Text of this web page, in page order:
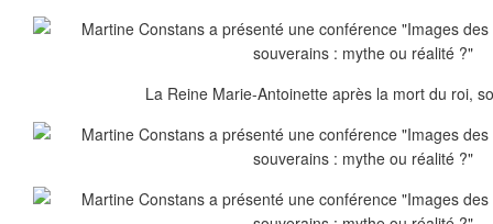
La Reine Marie-Antoinette après la mort du roi,